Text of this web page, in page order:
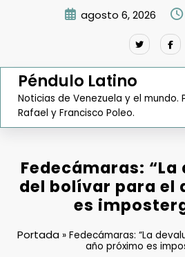
agosto 6, 2026
Péndulo Latino
Noticias de Venezuela y el mundo.
Rafael y Francisco Poleo.
Fedecámaras:
del bolívar para el
es
Portada »Fedecámaras: “La
año próximo es